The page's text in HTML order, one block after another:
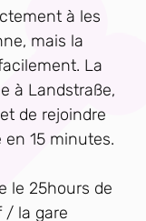
à les
mais la
La
à Landstraße,
de rejoindre
en 15 minutes.
le 25hours de
/ la gare